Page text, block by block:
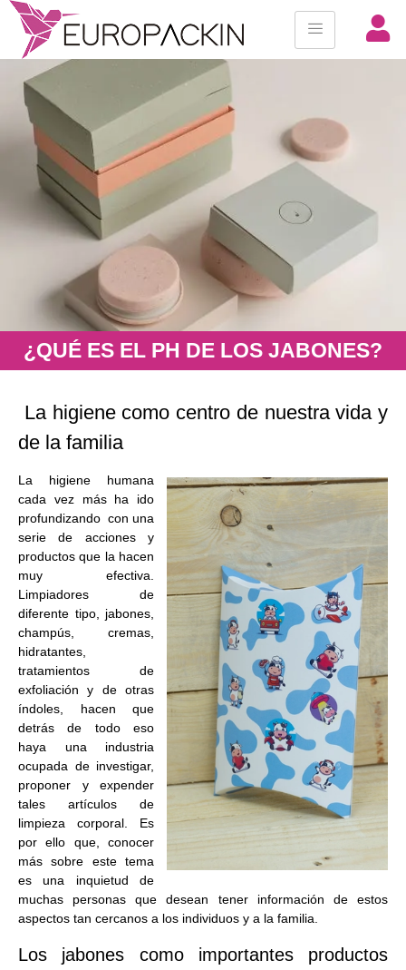
¿QUÉ ES EL PH DE LOS JABONES?
La higiene como centro de nuestra vida y
de la familia
La higiene humana
cada vez más ha ido
profundizando con una
serie de acciones y
productos que la hacen
muy efectiva.
Limpiadores de
diferente tipo, jabones,
champús, cremas,
hidratantes,
tratamientos de
exfoliación y de otras
índoles, hacen que
detrás de todo eso
haya una industria
ocupada de investigar,
proponer y expender
tales artículos de
limpieza corporal. Es
por ello que, conocer
más sobre este tema
es una inquietud de
muchas personas que desean tener información de estos
aspectos tan cercanos a los individuos y a la familia.
Los jabones como importantes productos